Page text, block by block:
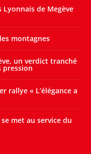
de Megève
montagnes
un verdict tranché
pression
rallye « L’élégance a
met au service du